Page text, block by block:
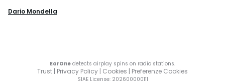
Dario Mondella
EarOne detects airplay spins on radio stations.
Trust | Privacy Policy | Cookies | Preferenze Cookies
SIAE License: 202600000111